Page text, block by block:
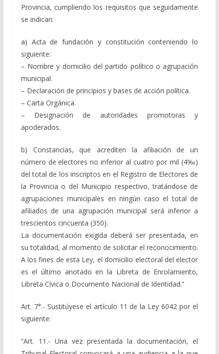
Provincia, cumpliendo los requisitos que seguidamente
se indican:
a) Acta de fundación y constitución conteniendo lo
siguiente:
– Nombre y domicilio del partido político o agrupación
municipal.
– Declaración de principios y bases de acción política.
– Carta Orgánica.
– Designación de autoridades promotoras y
apoderados.
b) Constancias, que acrediten la afiliación de un
número de electores no inferior al cuatro por mil (4‰)
del total de los inscriptos en el Registro de Electores de
la Provincia o del Municipio respectivo, tratándose de
agrupaciones municipales en ningún caso el total de
afiliados de una agrupación municipal será inferior a
trescientos cincuenta (350).
La documentación exigida deberá ser presentada, en
su totalidad, al momento de solicitar el reconocimiento.
A los fines de esta Ley, el domicilio electoral del elector
es el último anotado en la Libreta de Enrolamiento,
Libreta Cívica o Documento Nacional de Identidad.”
Art. 7°.- Sustitúyese el artículo 11 de la Ley 6042 por el
siguiente:
“Art. 11.- Una vez presentada la documentación, el